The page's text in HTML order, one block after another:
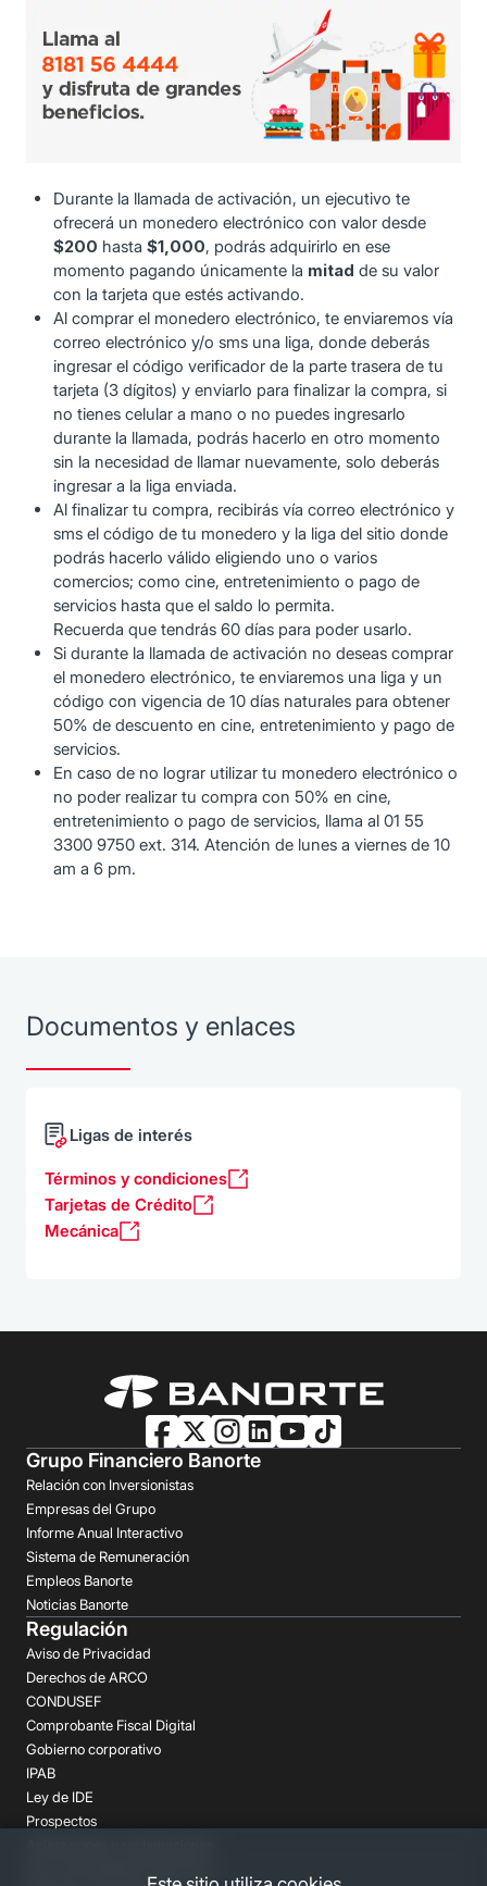
Durante la llamada de activación, un ejecutivo te
ofrecerá un monedero electrónico con valor desde
$200 hasta $1,000, podrás adquirirlo en ese
momento pagando únicamente la mitad de su valor
con la tarjeta que estés activando.
Al comprar el monedero electrónico, te enviaremos vía
correo electrónico y/o sms una liga, donde deberás
ingresar el código verificador de la parte trasera de tu
tarjeta (3 dígitos) y enviarlo para finalizar la compra, si
no tienes celular a mano o no puedes ingresarlo
durante la llamada, podrás hacerlo en otro momento
sin la necesidad de llamar nuevamente, solo deberás
ingresar a la liga enviada.
Al finalizar tu compra, recibirás vía correo electrónico y
sms el código de tu monedero y la liga del sitio donde
podrás hacerlo válido eligiendo uno o varios
comercios; como cine, entretenimiento o pago de
servicios hasta que el saldo lo permita.
Recuerda que tendrás 60 días para poder usarlo.
Si durante la llamada de activación no deseas comprar
el monedero electrónico, te enviaremos una liga y un
código con vigencia de 10 días naturales para obtener
50% de descuento en cine, entretenimiento y pago de
servicios.
En caso de no lograr utilizar tu monedero electrónico o
no poder realizar tu compra con 50% en cine,
entretenimiento o pago de servicios, llama al 01 55
3300 9750 ext. 314. Atención de lunes a viernes de 10
am a 6 pm.
Documentos y enlaces
Ligas de interés
Términos y condiciones
Tarjetas de Crédito
Mecánica
Grupo Financiero Banorte
Relación con Inversionistas
Empresas del Grupo
Informe Anual Interactivo
Sistema de Remuneración
Empleos Banorte
Noticias Banorte
Regulación
Aviso de Privacidad
Derechos de ARCO
CONDUSEF
Comprobante Fiscal Digital
Gobierno corporativo
IPAB
Ley de IDE
Prospectos